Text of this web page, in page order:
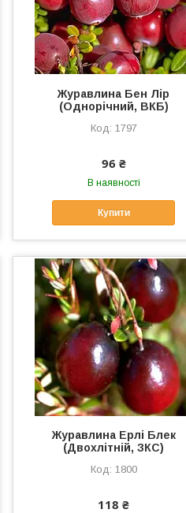
Журавлина Бен Лір
(Однорічний, ВКБ)
1797
96 ₴
В наявності
Купити
Журавлина Ерлі Блек
(Двохлітній, ЗКС)
1800
118 ₴